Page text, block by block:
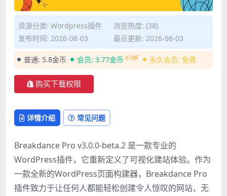
资源分类: Wordpress插件
浏览热度: (38)
发布时间: 2026-08-03
最近更新: 2026-08-03
普通: 5.8金币 会员: 3.77金币 6.5折 永久会员: 免费
购买下载权限
详情介绍 常见问题
Breakdance Pro v3.0.0-beta.2 是一款专业的
WordPress插件，它重新定义了可视化建站体验。作为
一款全新的WordPress页面构建器，Breakdance Pro
插件致力于让任何人都能轻松创建令人惊叹的网站，无